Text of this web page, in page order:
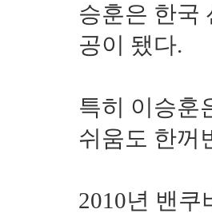
승훈은 한국
공이 됐다.
특히 이승훈
쉬움도 한꺼
2010년 밴쿠